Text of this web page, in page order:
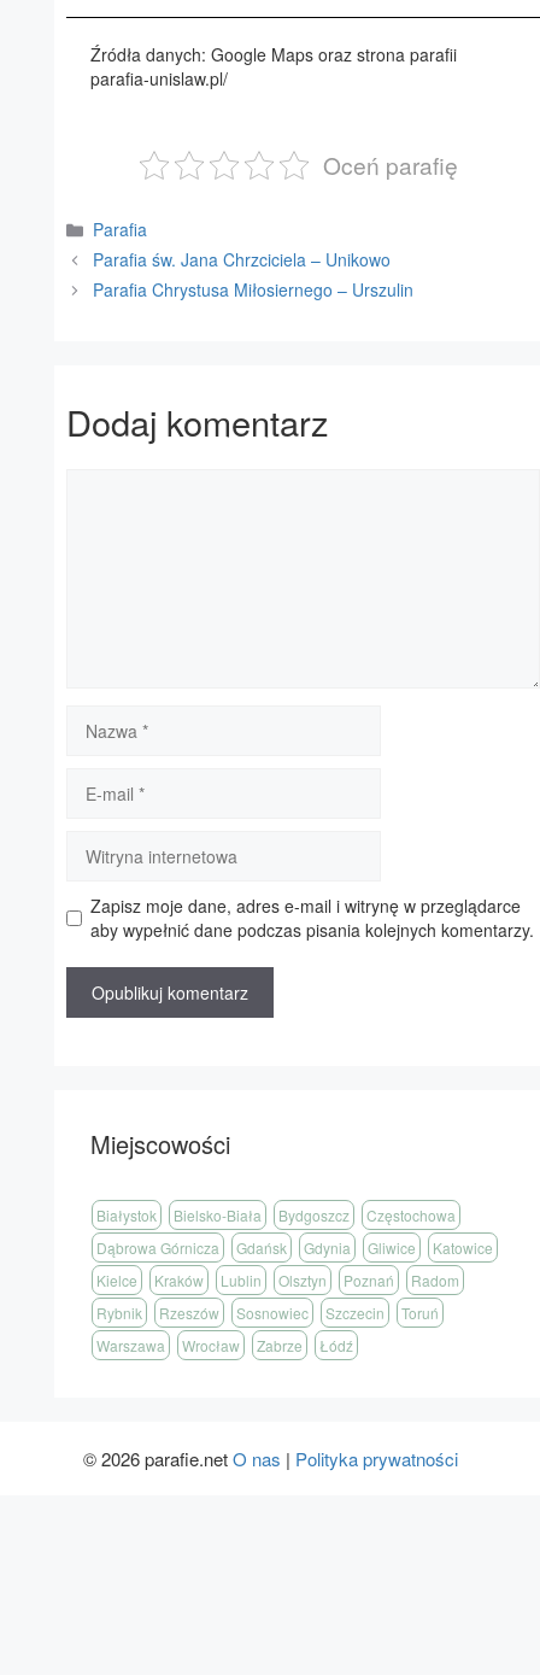
Źródła danych: Google Maps oraz strona parafii
parafia-unislaw.pl/
Oceń parafię
Kategorie
Parafia
Parafia św. Jana Chrzciciela – Unikowo
Parafia Chrystusa Miłosiernego – Urszulin
Dodaj komentarz
mail
internetowa
Zapisz moje dane, adres e-mail i witrynę w przeglądarce
aby wypełnić dane podczas pisania kolejnych komentarzy.
Miejscowości
Białystok Bielsko-Biała Bydgoszcz
Częstochowa
Dąbrowa Górnicza
Gdańsk Gdynia Gliwice
Katowice
Kielce
Kraków Lublin Olsztyn Poznań
Radom
Rybnik
Rzeszów Sosnowiec Szczecin
Toruń
Warszawa
Wrocław Zabrze Łódź
© 2026 parafie.netO nas | Polityka prywatności